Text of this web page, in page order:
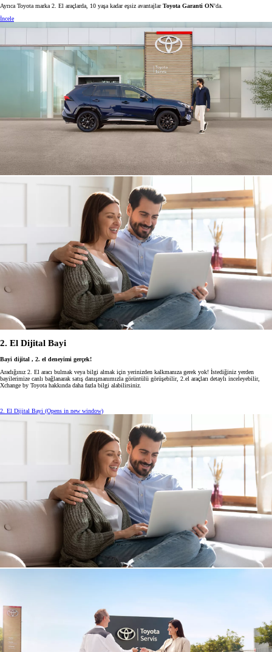
Ayrıca Toyota marka 2. El araçlarda, 10 yaşa kadar eşsiz avantajlarToyota Garanti ON’da.
İncele
2. El Dijital Bayi
Bayi dijital , 2. el deneyimi gerçek!
Aradığınız 2. El aracı bulmak veya bilgi almak için yerinizden kalkmanıza gerek yok! İstediğiniz yerden
bayilerimize canlı bağlanarak satış danışmanımızla görüntülü görüşebilir, 2.el araçları detaylı inceleyebilir,
Xchange by Toyota hakkında daha fazla bilgi alabilirsiniz.
2. El Dijital Bayi (Opens in new window)